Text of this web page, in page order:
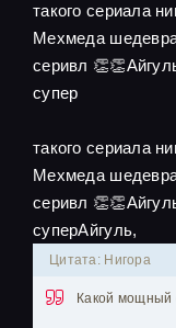
такого сериала
Мехмеда
серивл
супер
такого сериала
Мехмеда
серивл
суперАйгуль,
Цитата: Нигора
Какой